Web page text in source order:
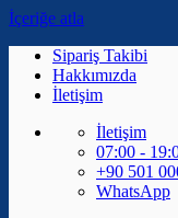
İçeriğe atla
Sipariş Takibi
Hakkımızda
İletişim
İletişim
07:00 -
+90 501
WhatsApp